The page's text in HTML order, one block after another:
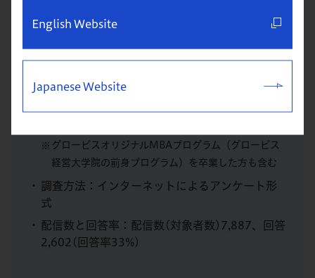
English Website
Japanese Website
＜調査概要＞
曜⽇)〜2024年11⽉4⽇(⽉曜⽇)
対象者：グロービス経営⼤学院を2023年3月ま
グロービスオリジナルMBAプログラム（グロービス
経営大学院の前身プログラム）を卒業した方も含む
調査方法：インターネットによるアンケート形
式
配信数と回答率：配信数(対象者数)7,887、回答
2,602(回答率33%)